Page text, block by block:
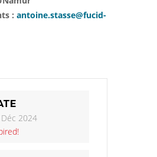
: antoine.stasse@fucid-
2024